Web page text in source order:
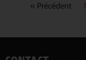
« Précédent 1